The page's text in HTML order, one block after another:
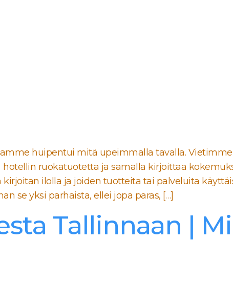
huipentui mitä upeimmalla tavalla.
ruokatuotetta ja samalla kirjoittaa
kirjoitan ilolla ja joiden tuotteita tai palveluita
se yksi parhaista, ellei jopa paras, […]
Tallinnaan |